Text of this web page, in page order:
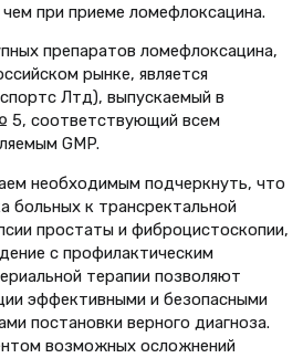
при приеме ломефлоксацина.
препаратов ломефлоксацина,
рынке, является
Лтд), выпускаемый в
5, соответствующий всем
GMP.
необходимым подчеркнуть, что
больных к трансректальной
простаты и фиброцистоскопии,
с профилактическим
терапии позволяют
эффективными и безопасными
постановки верного диагноза.
возможных осложнений